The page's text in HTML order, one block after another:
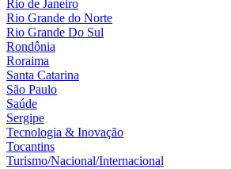
Rio de Janeiro
Rio Grande do Norte
Rio Grande Do Sul
Rondônia
Roraima
Santa Catarina
São Paulo
Saúde
Sergipe
Tecnologia & Inovação
Tocantins
Turismo/Nacional/Internacional